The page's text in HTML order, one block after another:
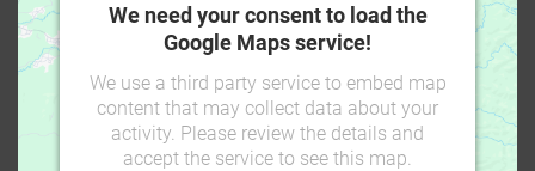
We need your consent to load the
Google Maps service!
We use a third party service to embed map
content that may collect data about your
activity. Please review the details and
accept the service to see this map.